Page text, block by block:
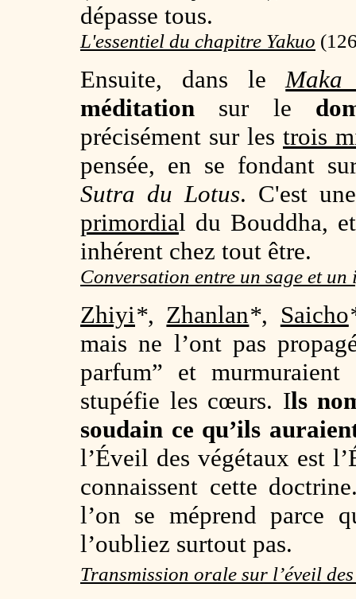
dépasse tous.
L'essentiel du chapitre Yakuo
Ensuite, dans leMaka
méditation sur le
précisément sur les trois
pensée, en se fondant
Sutra du Lotus. C'est
primordial du Bouddha,
inhérent chez tout être.
Conversation entre un sage et
Zhiyi*, Zhanlan*, Saicho
mais ne l’ont pas
parfum” et
stupéfie les cœurs. Ils
soudain ce qu’ils
l’Éveil des végétaux est
connaissent cette
l’on se méprend parce
l’oubliez surtout pas.
Transmission orale sur l’éveil